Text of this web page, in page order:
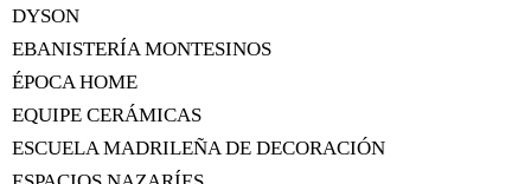
DYSON
EBANISTERÍA MONTESINOS
ÉPOCA HOME
EQUIPE CERÁMICAS
ESCUELA MADRILEÑA DE DECORACIÓN